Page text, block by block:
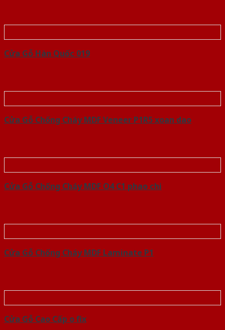
Cửa Gỗ Hàn Quốc 019
Cửa Gỗ Chống Cháy MDF Veneer P1R5 xoan dao
Cửa Gỗ Chống Cháy MDF O4 C1 phao chi
Cửa Gỗ Chống Cháy MDF Laminate P1
Cửa Gỗ Cao Cấp o fix